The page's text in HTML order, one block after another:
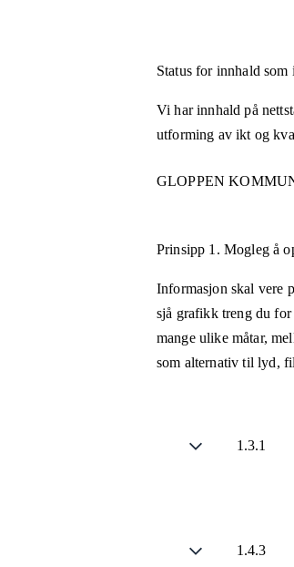
Status for innhald
Vi har innhald på
utforming av ikt og
GLOPPEN
Prinsipp 1. Mogleg å
Informasjon skal vere
sjå grafikk treng du for
mange ulike måtar,
som alternativ til lyd,
1.3.1
1.4.3